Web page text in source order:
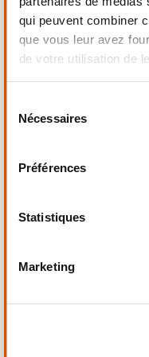
qui peuvent combiner
que vous leur avez
de votre utilisation de
Nécessaires
Préférences
Statistiques
Marketing